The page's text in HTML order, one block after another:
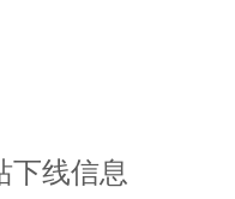
下线信息